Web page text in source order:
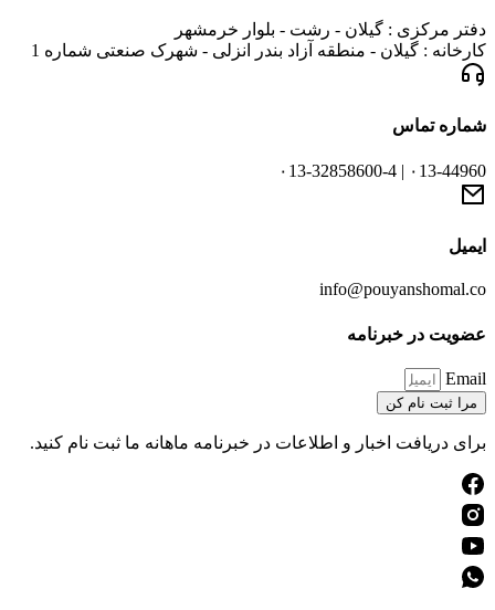
دفتر مرکزی : گیلان - رشت - بلوار خرمشهر
کارخانه : گیلان - منطقه آزاد بندر انزلی - شهرک صنعتی شماره 1
شماره تماس
۰13-44960 | ۰13-32858600-4
ایمیل
info@pouyanshomal.co
عضویت در خبرنامه
Email
مرا ثبت نام کن
برای دریافت اخبار و اطلاعات در خبرنامه ماهانه ما ثبت نام کنید.